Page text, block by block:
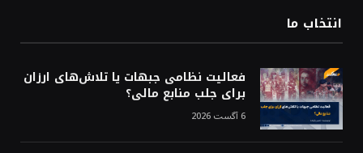
انتخاب ما
فعالیت نظامی جبهات یا تلاش‌های ارزان
برای جلب منابع مالی؟
6 آگست 2026